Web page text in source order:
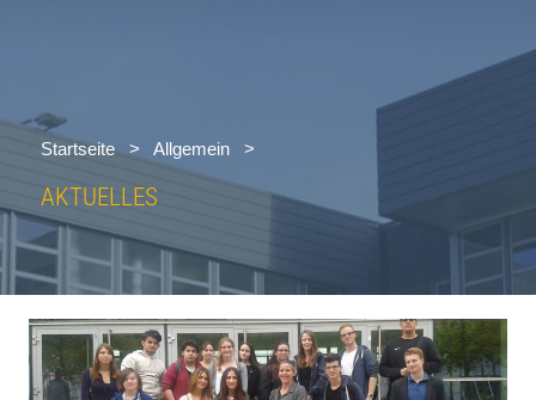
Startseite > Allgemein >
AKTUELLES